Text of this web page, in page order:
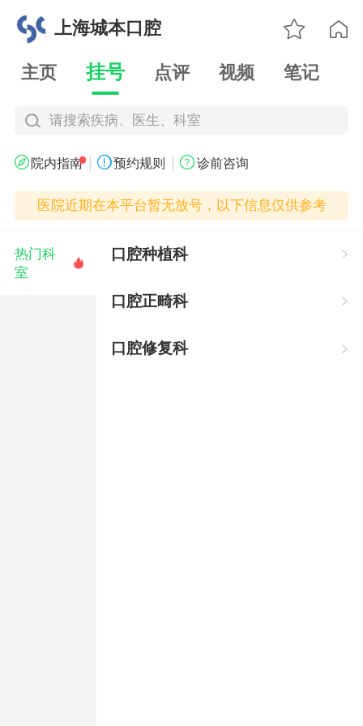
上海城本口腔  
主页 挂号 点评 视频 笔记
请搜索疾病、医生、科室
 院内指南 预约规则 诊前咨询
医院近期在本平台暂无放号，以下信息仅供参考
热门科
室

口腔种植科 
口腔正畸科 
口腔修复科 